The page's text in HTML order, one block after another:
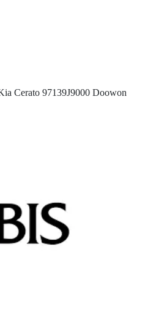
Cerato 97139J9000 Doowon